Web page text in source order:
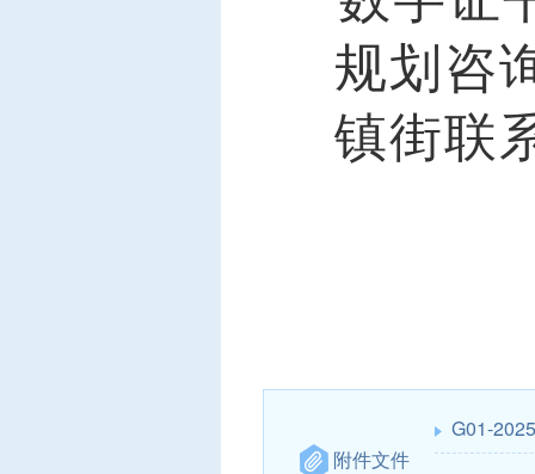
规划咨
镇街联
附件文件
G01-